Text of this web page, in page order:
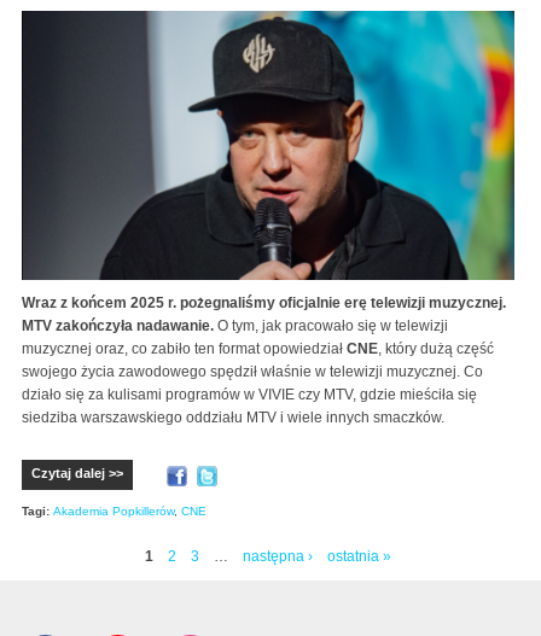
Wraz z końcem 2025 r. pożegnaliśmy oficjalnie erę telewizji muzycznej.
MTV zakończyła nadawanie. O tym, jak pracowało się w telewizji
muzycznej oraz, co zabiło ten format opowiedział CNE, który dużą część
swojego życia zawodowego spędził właśnie w telewizji muzycznej. Co
działo się za kulisami programów w VIVIE czy MTV, gdzie mieściła się
siedziba warszawskiego oddziału MTV i wiele innych smaczków.
Czytaj dalej >>
Tagi: Akademia Popkillerów, CNE
1 2 3 … następna › ostatnia »